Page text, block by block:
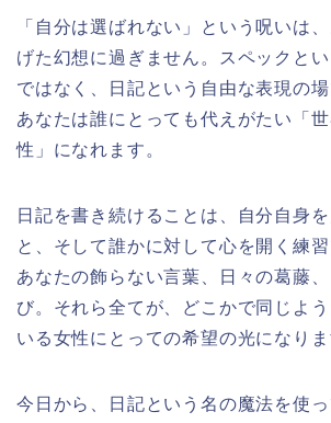
「自分は選ばれない」という呪いは
げた幻想に過ぎません。スペックと
ではなく、日記という自由な表現の場
あなたは誰にとっても代えがたい「
性」になれます。
日記を書き続けることは、自分自身
と、そして誰かに対して心を開く練習
あなたの飾らない言葉、日々の葛藤
び。それら全てが、どこかで同じよ
いる女性にとっての希望の光になりま
今日から、日記という名の魔法を使